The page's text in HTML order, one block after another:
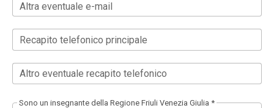
Altra eventuale e-mail
Recapito telefonico principale
Altro eventuale recapito telefonico
Sono un insegnante della Regione Friuli Venezia Giulia *